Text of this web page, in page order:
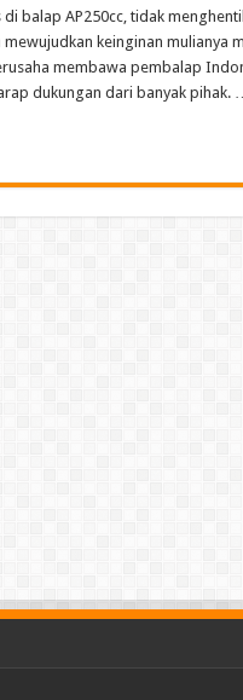
balap AP250cc, tidak
keinginan mulianya
membawa pembalap
dukungan dari banyak pihak.